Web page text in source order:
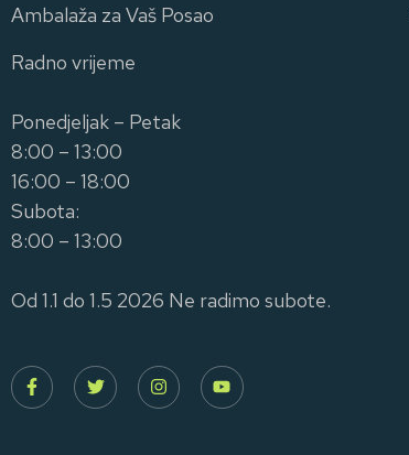
Ambalaža za Vaš Posao
Radno vrijeme
Ponedjeljak – Petak
8:00 – 13:00
16:00 – 18:00
Subota:
8:00 – 13:00
Od 1.1 do 1.5 2026 Ne radimo subote.